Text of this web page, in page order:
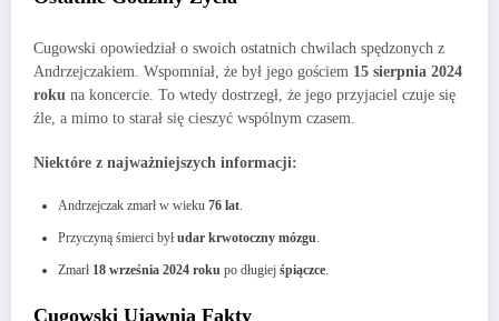
Cugowski opowiedział o swoich ostatnich chwilach spędzonych z
Andrzejczakiem. Wspomniał, że był jego gościem 15 sierpnia 2024
roku na koncercie. To wtedy dostrzegł, że jego przyjaciel czuje się
źle, a mimo to starał się cieszyć wspólnym czasem.
Niektóre z najważniejszych informacji:
Andrzejczak zmarł w wieku 76 lat.
Przyczyną śmierci byłudar krwotoczny mózgu.
Zmarł 18 września 2024 roku po długiej śpiączce.
Cugowski Ujawnia Fakty